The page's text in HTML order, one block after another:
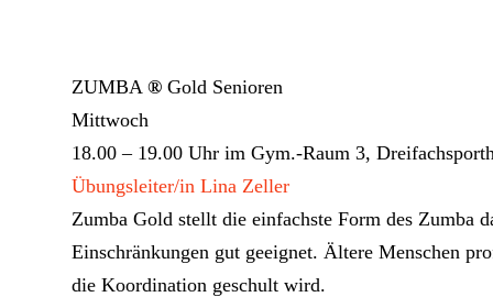
ZUMBA® Gold Senioren
Mittwoch
18.00 – 19.00 Uhr im Gym.-Raum 3,
Übungsleiter/in Lina Zeller
Zumba Gold stellt die einfachste Form des Zumba
Einschränkungen gut geeignet. Ältere Menschen
die Koordination geschult wird.